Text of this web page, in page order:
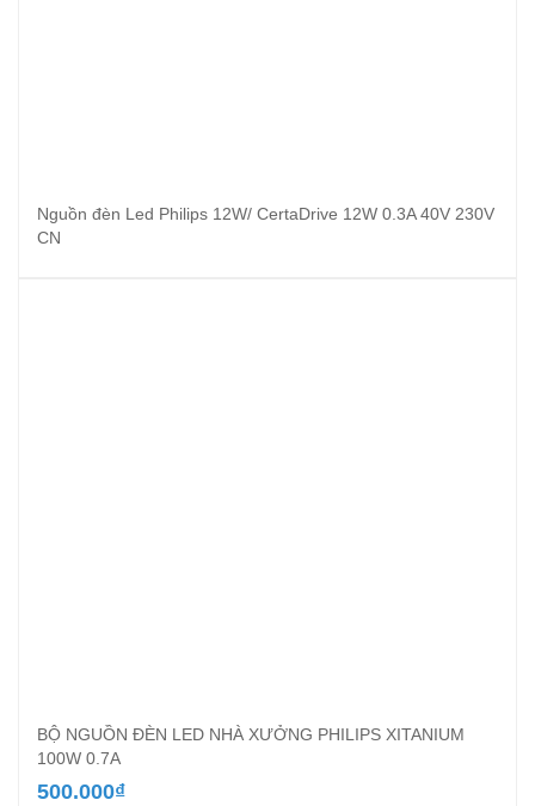
Nguồn đèn Led Philips 12W/ CertaDrive 12W 0.3A 40V 230V
CN
BỘ NGUỒN ĐÈN LED NHÀ XƯỞNG PHILIPS XITANIUM
100W 0.7A
500.000₫